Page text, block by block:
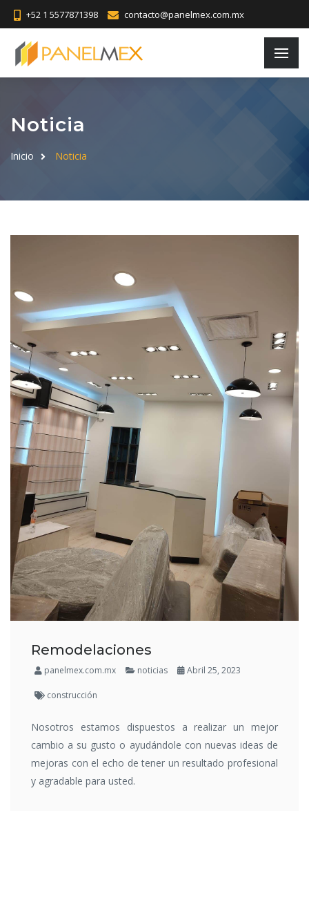
+52 1 5577871398 contacto@panelmex.com.mx
Noticia
Inicio Noticia
Remodelaciones
panelmex.com.mx noticias Abril 25, 2023
construcción
Nosotros estamos dispuestos a realizar un mejor
cambio a su gusto o ayudándole con nuevas ideas de
mejoras con el echo de tener un resultado profesional
y agradable para usted.